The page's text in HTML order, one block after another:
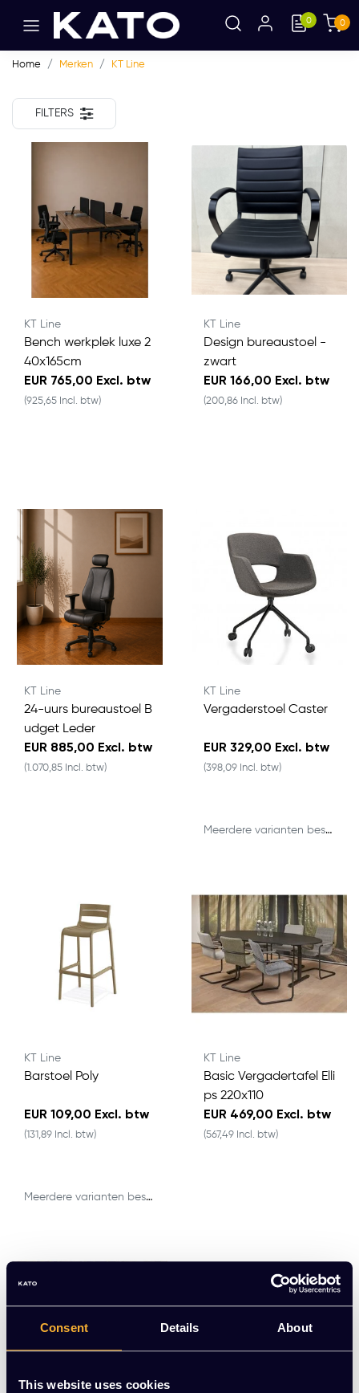
Consent Details About
This website uses cookies
0 0
Home Merken KT Line
FILTERS
KT Line
Bench werkplek luxe 2
40x165cm
EUR 765,00 Excl. btw
(925,65 Incl. btw)
KT Line
Design bureaustoel -
zwart
EUR 166,00 Excl. btw
(200,86 Incl. btw)
KT Line
24-uurs bureaustoel B
udget Leder
EUR 885,00 Excl. btw
(1.070,85 Incl. btw)
KT Line
Vergaderstoel Caster
EUR 329,00 Excl. btw
(398,09 Incl. btw)
Meerdere varianten beschikbaar
KT Line
Barstoel Poly
EUR 109,00 Excl. btw
(131,89 Incl. btw)
Meerdere varianten beschikbaar
KT Line
Basic Vergadertafel Elli
ps 220x110
EUR 469,00 Excl. btw
(567,49 Incl. btw)